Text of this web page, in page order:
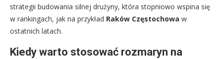
strategii budowania silnej drużyny, która stopniowo wspina się
w rankingach, jak na przykład Raków Częstochowa w
ostatnich latach.
Kiedy warto stosować rozmaryn na